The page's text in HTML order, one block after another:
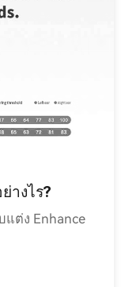
างไร?
แต่ง Enhance